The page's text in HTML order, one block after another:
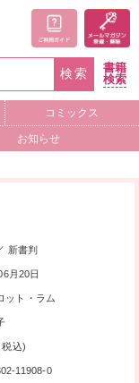
検索
書籍
検索
コミックス
お知らせ
新書判
月20日
ット・ラム
税込)
11908-0